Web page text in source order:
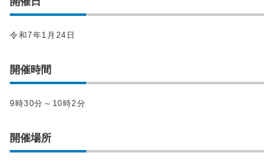
令和7年1月24日
開催時間
9時30分～10時2分
開催場所